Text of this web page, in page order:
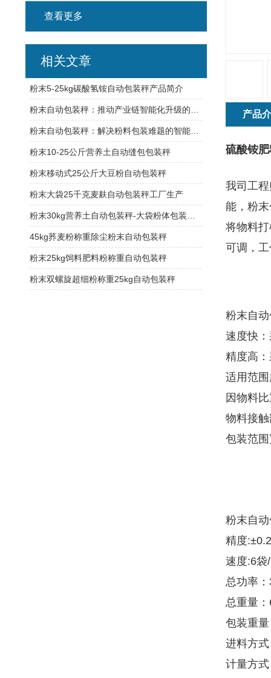
产品
硫酸铵
我司工
能，粉
将物料
可调，
粉末自
速度快
精度高
适用范
因物料
物料接
包装范
粉末自
精度
速度:6袋
总功率
总重量
包装重
进料方
计量方
查看更多
相关文章
粉末5-25kg碳酸氢铵自动包装秤产品简介
粉末10-25公斤营养土自动缝包包装秤
粉末移动式25公斤大豆粉自动包装秤
粉末大袋25千克麦麸自动包装秤工厂生产
45kg荞麦粉称重除尘粉末自动包装秤
粉末25kg饲料肥料粉称重自动包装秤
粉末双螺旋超细粉称重25kg自动包装秤